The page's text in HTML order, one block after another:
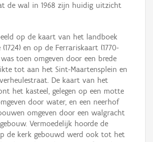
de wal in 1968 zijn huidig uitzicht
op de kaart van het landboek
en op de Ferrariskaart (1770-
was toen omgeven door een brede
tot aan het Sint-Maartensplein en
De kaart van het
het kasteel, gelegen op een motte
door water, en een neerhof
omgeven door een walgracht
Vermoedelijk hoorde de
de kerk gebouwd werd ook tot het